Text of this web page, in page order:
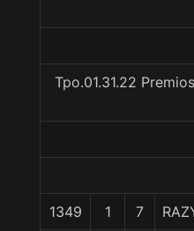
Tpo.01.31.22
1349 1 7